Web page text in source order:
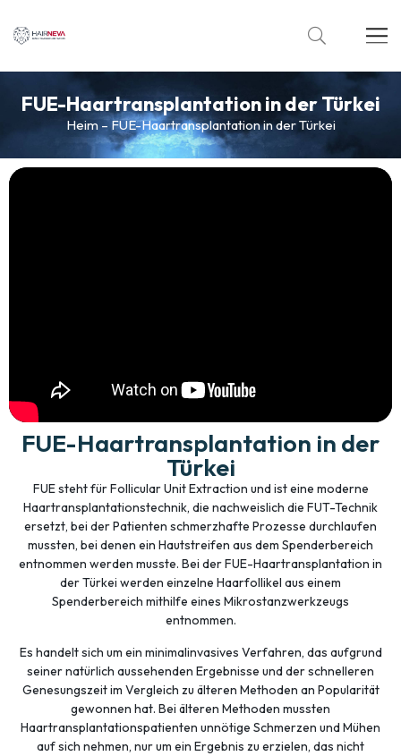
FUE-Haartransplantation in der Türkei
Heim–FUE-Haartransplantation in der Türkei
FUE-Haartransplantation in der
Türkei
FUE steht für Follicular Unit Extraction und ist eine moderne
Haartransplantationstechnik, die nachweislich die FUT-Technik
ersetzt, bei der Patienten schmerzhafte Prozesse durchlaufen
mussten, bei denen ein Hautstreifen aus dem Spenderbereich
entnommen werden musste. Bei der FUE-Haartransplantation in
der Türkei werden einzelne Haarfollikel aus einem
Spenderbereich mithilfe eines Mikrostanzwerkzeugs
entnommen.
Es handelt sich um ein minimalinvasives Verfahren, das aufgrund
seiner natürlich aussehenden Ergebnisse und der schnelleren
Genesungszeit im Vergleich zu älteren Methoden an Popularität
gewonnen hat. Bei älteren Methoden mussten
Haartransplantationspatienten unnötige Schmerzen und Mühen
auf sich nehmen, nur um ein Ergebnis zu erzielen, das nicht